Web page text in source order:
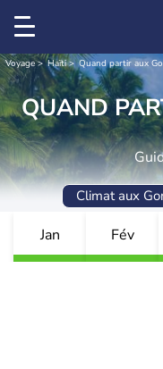
Voyage Haïti Quand partir aux
QUAND
Climat aux
Jan Fév